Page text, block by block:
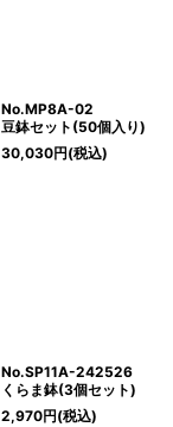
No.MP8A-02
豆鉢セット(50個入り)
30,030円(税込)
No.SP11A-242526
くらま鉢(3個セット)
2,970円(税込)